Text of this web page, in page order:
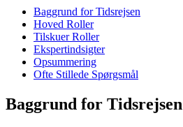
Baggrund for Tidsrejsen
Hoved Roller
Tilskuer Roller
Ekspertindsigter
Opsummering
Ofte Stillede Spørgsmål
Baggrund for Tidsrejsen